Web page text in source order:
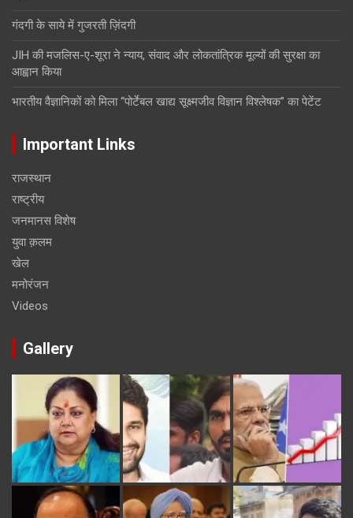
गंदगी के साये में गुजरती ज़िंदगी
JIH की मजलिस-ए-शूरा ने न्याय, संवाद और लोकतांत्रिक मूल्यों की सुरक्षा का
आह्वान किया
भारतीय वैज्ञानिकों को मिला “पोर्टेबल खाद्य सूक्ष्मजीव विज्ञान विश्लेषक” का पेटेंट
Important Links
राजस्थान
राष्ट्रीय
जनमानस विशेष
युवा क़लम
खेल
मनोरंजन
Videos
Gallery